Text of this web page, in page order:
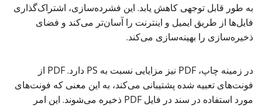
به طور قابل توجهی کاهش یابد. این فشرده‌سازی، اشتراک‌گذاری
فایل‌ها از طریق ایمیل و اینترنت را آسان‌تر می‌کند و فضای
ذخیره‌سازی را بهینه‌سازی می‌کند.
در زمینه چاپ، PDF نیز مزایایی نسبت به PS دارد. PDF از
فونت‌های تعبیه شده پشتیبانی می‌کند، به این معنی که فونت‌های
مورد استفاده در سند در فایل PDF ذخیره می‌شوند. این امر